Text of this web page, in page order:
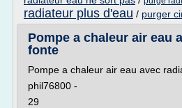
radiateur plus d'eau / purger
Pompe a chaleur air eau
fonte
Pompe a chaleur air eau avec
phil76800 -
29